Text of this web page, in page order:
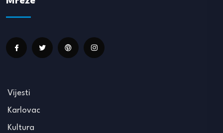
Vijesti
Karlovac
Kultura